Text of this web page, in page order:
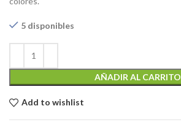
5 disponibles
AÑADIR AL CARRITO
Add to wishlist